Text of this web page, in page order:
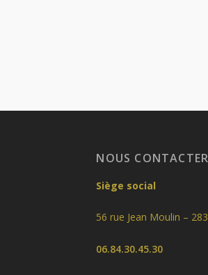
NOUS CONTACTER
Siège social
56 rue Jean Moulin –
06.84.30.45.30